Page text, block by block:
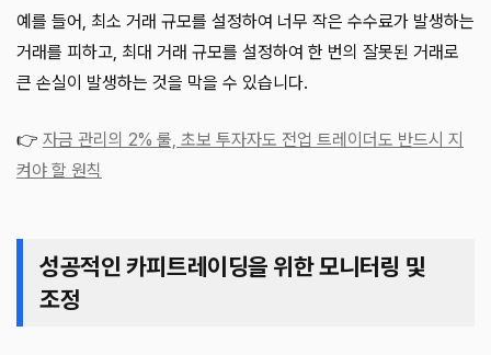
예를 들어, 최소 거래 규모를 설정하여 너무 작은 수수료가 발생하는
거래를 피하고, 최대 거래 규모를 설정하여 한 번의 잘못된 거래로
큰 손실이 발생하는 것을 막을 수 있습니다.
👉 자금 관리의 2% 룰, 초보 투자자도 전업 트레이더도 반드시 지
켜야 할 원칙
성공적인 카피트레이딩을 위한 모니터링 및
조정